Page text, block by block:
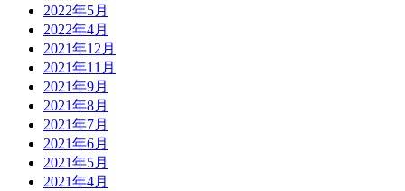
2022年5月
2022年4月
2021年12月
2021年11月
2021年9月
2021年8月
2021年7月
2021年6月
2021年5月
2021年4月